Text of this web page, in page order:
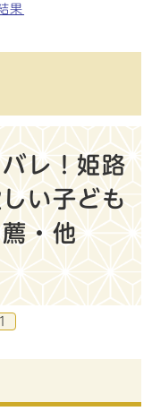
果
レ！姫路
い子ども
・他